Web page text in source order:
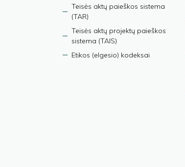
Teisės aktų paieškos sistema
(TAR)
Teisės aktų projektų paieškos
sistema (TAIS)
Etikos (elgesio) kodeksai